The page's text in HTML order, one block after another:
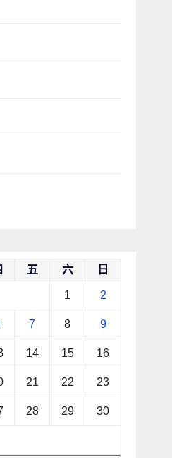
五 六 日
1 2
7 8 9
14 15 16
21 22 23
28 29 30